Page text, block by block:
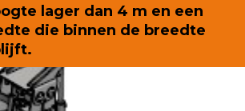
lager dan 4 m en een
die binnen de breedte